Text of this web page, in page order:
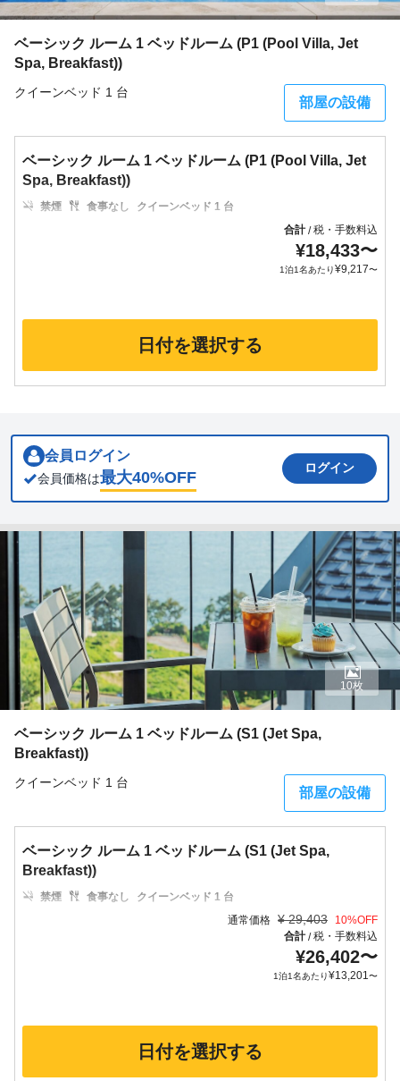
ベーシック ルーム 1 ベッドルーム (P1 (Pool Villa, Jet
Spa, Breakfast))
クイーンベッド 1 台
部屋の設備
ベーシック ルーム 1 ベッドルーム (P1 (Pool Villa, Jet
Spa, Breakfast))
禁煙 食事なし
クイーンベッド 1 台
合計/税・手数料込
¥18,433〜
1泊1名あたり¥9,217〜
日付を選択する
会員ログイン
会員価格は最大40%OFF
ログイン
ベーシック ルーム 1 ベッドルーム (S1 (Jet Spa,
Breakfast))
クイーンベッド 1 台
部屋の設備
10枚
ベーシック ルーム 1 ベッドルーム (S1 (Jet Spa,
Breakfast))
禁煙 食事なし
クイーンベッド 1 台
通常価格 ¥ 29,403 10%OFF
合計/税・手数料込
¥26,402〜
1泊1名あたり¥13,201〜
日付を選択する